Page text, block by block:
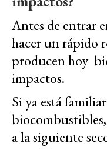
Antes de entrar
hacer un rápido
producen hoy
impactos.
Si ya está
biocombustibles,
a la siguiente